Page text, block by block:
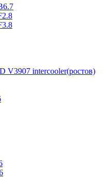
V3907 intercooler(ростов)